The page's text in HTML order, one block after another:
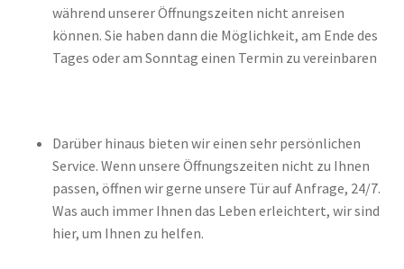
Terminvereinbarung im Shop
Unsere marken
Wishlist
während unserer Öffnungszeiten nicht anreisen
können. Sie haben dann die Möglichkeit, am Ende des
Tages oder am Sonntag einen Termin zu vereinbaren
Darüber hinaus bieten wir einen sehr persönlichen
Service. Wenn unsere Öffnungszeiten nicht zu Ihnen
passen, öffnen wir gerne unsere Tür auf Anfrage, 24/7.
Was auch immer Ihnen das Leben erleichtert, wir sind
hier, um Ihnen zu helfen.